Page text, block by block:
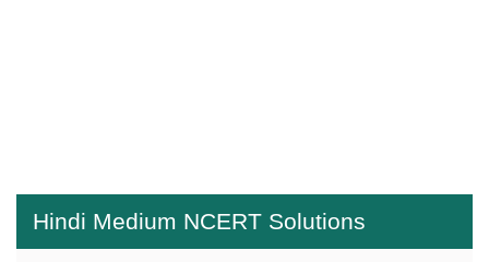
Hindi Medium NCERT Solutions